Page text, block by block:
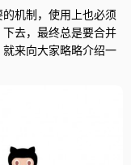
机制，使用上也必须
去，最终总是要合并
来向大家略略介绍一